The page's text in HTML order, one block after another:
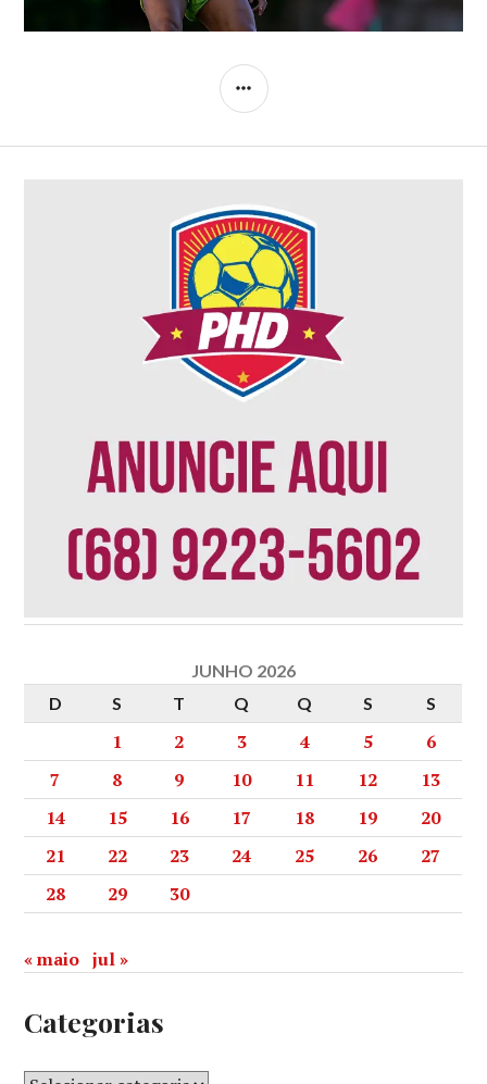
JUNHO 2026
D
S T Q Q S S
1 2 3 4 5
6
7
8 9 10 11 12
13
14
15 16 17 18 19
20
21
22 23 24 25 26
27
28
29 30
« maio jul »
Categorias